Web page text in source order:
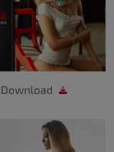
Download